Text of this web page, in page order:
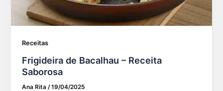
Receitas
Frigideira de Bacalhau – Receita
Saborosa
Ana Rita /19/04/2025